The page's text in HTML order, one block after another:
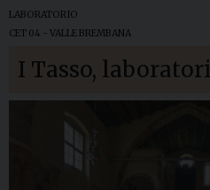
LABORATORIO
CET 04 - VALLE BREMBANA
I Tasso,